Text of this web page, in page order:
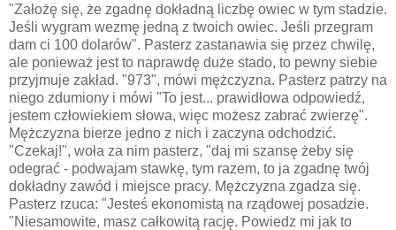
"Założę się, że zgadnę dokładną liczbę owiec w tym stadzie.
Jeśli wygram wezmę jedną z twoich owiec. Jeśli przegram
dam ci 100 dolarów". Pasterz zastanawia się przez chwilę,
ale ponieważ jest to naprawdę duże stado, to pewny siebie
przyjmuje zakład. "973", mówi mężczyzna. Pasterz patrzy na
niego zdumiony i mówi "To jest... prawidłowa odpowiedź,
jestem człowiekiem słowa, więc możesz zabrać zwierzę".
Mężczyzna bierze jedno z nich i zaczyna odchodzić.
"Czekaj!", woła za nim pasterz, "daj mi szansę żeby się
odegrać - podwajam stawkę, tym razem, to ja zgadnę twój
dokładny zawód i miejsce pracy. Mężczyzna zgadza się.
Pasterz rzuca: "Jesteś ekonomistą na rządowej posadzie.
"Niesamowite, masz całkowitą rację. Powiedz mi jak to